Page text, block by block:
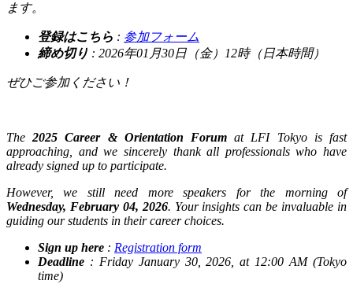
ます。
登録はこちら : 参加フォーム
締め切り : 2026年01月30日（金） 12時（日本時間）
ぜひご参加ください！
The2025 Career & Orientation Forum at LFI Tokyo is fast
approaching, and we sincerely thank all professionals who have
already signed up to participate.
However, we still need more speakers for the morning of
Wednesday, February 04, 2026. Your insights can be invaluable in
guiding our students in their career choices.
Sign up here : Registration form
Deadline : Friday January 30, 2026, at 12:00 AM (Tokyo
time)